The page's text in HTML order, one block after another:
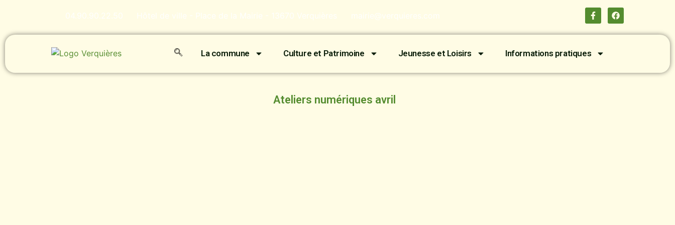
04.90.90.22.50 Hôtel de ville - Place de la Mairie - 13670 Verquières mairie@verquieres.com
La commune Culture et Patrimoine Jeunesse et Loisirs Informations pratiques
Ateliers numériques avril